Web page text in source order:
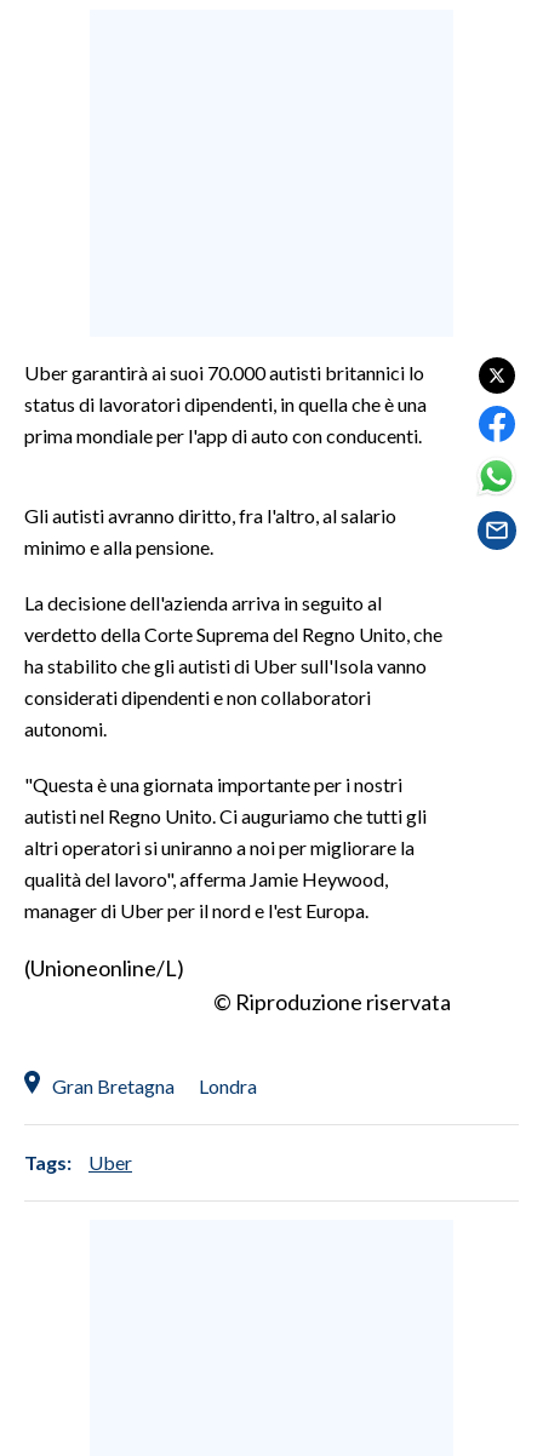
SPETTACOLI
SALUTE
SARDI NEL MONDO
NOTIZIE
EVENTI
3 MINUTI CON
INSULARITÀ
ABBONATI
PUBBLICITÀ
SPIAGGE
STORE
Uber garantirà ai suoi 70.000 autisti britannici lo
status di lavoratori dipendenti, in quella che è una
prima mondiale per l'app di auto con conducenti.
Gli autisti avranno diritto, fra l'altro, al salario
minimo e alla pensione.
La decisione dell'azienda arriva in seguito al
verdetto della Corte Suprema del Regno Unito, che
ha stabilito che gli autisti di Uber sull'Isola vanno
considerati dipendenti e non collaboratori
autonomi.
"Questa è una giornata importante per i nostri
autisti nel Regno Unito. Ci auguriamo che tutti gli
altri operatori si uniranno a noi per migliorare la
qualità del lavoro", afferma Jamie Heywood,
manager di Uber per il nord e l'est Europa.
(Unioneonline/L)
© Riproduzione riservata
Gran Bretagna Londra
Tags: Uber